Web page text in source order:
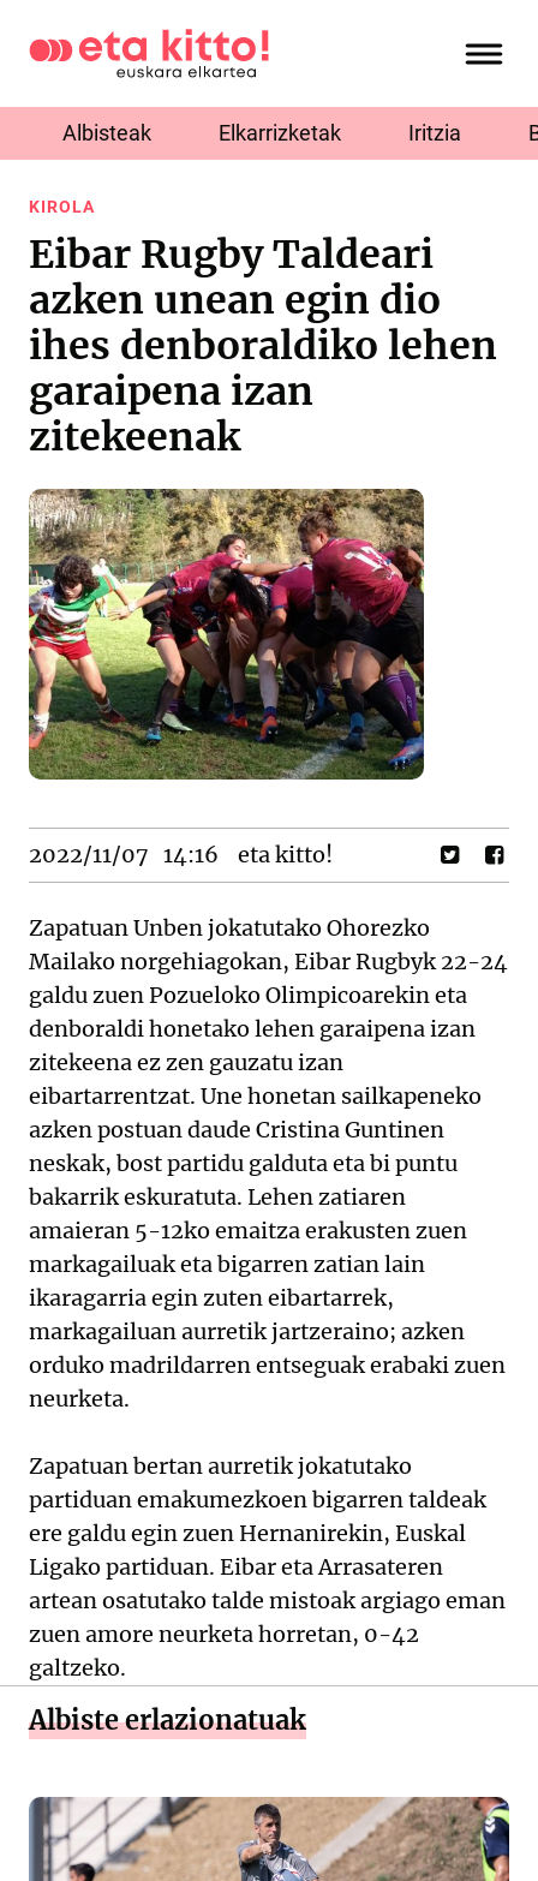
Albisteak Elkarrizketak Iritzia
KIROLA
Eibar Rugby Taldeari
azken unean egin dio
ihes denboraldiko lehen
garaipena izan
zitekeenak
2022/11/07 14:16 eta kitto!
Zapatuan Unben jokatutako Ohorezko
Mailako norgehiagokan, Eibar Rugbyk 22-24
galdu zuen Pozueloko Olimpicoarekin eta
denboraldi honetako lehen garaipena izan
zitekeena ez zen gauzatu izan
eibartarrentzat. Une honetan sailkapeneko
azken postuan daude Cristina Guntinen
neskak, bost partidu galduta eta bi puntu
bakarrik eskuratuta. Lehen zatiaren
amaieran 5-12ko emaitza erakusten zuen
markagailuak eta bigarren zatian lain
ikaragarria egin zuten eibartarrek,
markagailuan aurretik jartzeraino; azken
orduko madrildarren entseguak erabaki zuen
neurketa.
Zapatuan bertan aurretik jokatutako
partiduan emakumezkoen bigarren taldeak
ere galdu egin zuen Hernanirekin, Euskal
Ligako partiduan. Eibar eta Arrasateren
artean osatutako talde mistoak argiago eman
zuen amore neurketa horretan, 0-42
galtzeko.
Albiste erlazionatuak